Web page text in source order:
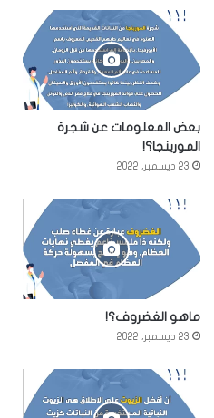
بعض المعلومات عن شجرة
المورينجا؟!
23 ديسمبر، 2022
ماهو الغضروف؟!
23 ديسمبر، 2022